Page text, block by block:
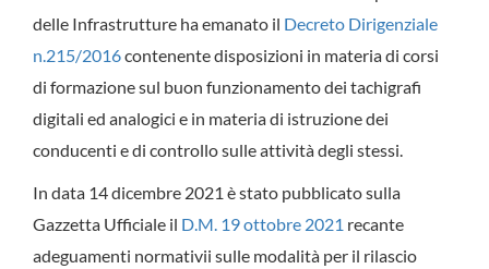
delle Infrastrutture ha emanato il Decreto Dirigenziale
n.215/2016contenente disposizioni in materia di corsi
di formazione sul buon funzionamento dei tachigrafi
digitali ed analogici e in materia di istruzione dei
conducenti e di controllo sulle attività degli stessi.
In data 14 dicembre 2021 è stato pubblicato sulla
Gazzetta Ufficiale il D.M. 19 ottobre 2021 recante
adeguamenti normativii sulle modalità per il rilascio